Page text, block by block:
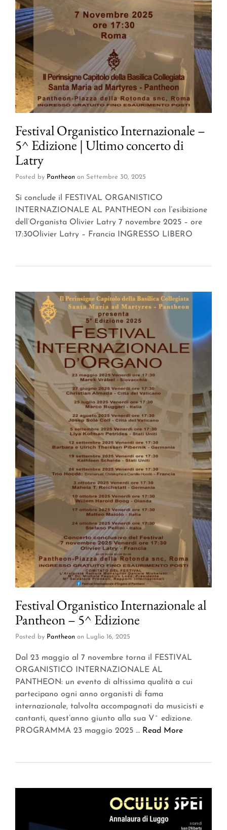
Festival Organistico Internazionale –
5^ Edizione | Ultimo concerto di
Latry
Posted by Pantheon on Settembre 30, 2025
Si conclude il FESTIVAL ORGANISTICO
INTERNAZIONALE AL PANTHEON con l’esibizione
dell’Organista Olivier Latry 7 novembre 2025 – ore
17:30Olivier Latry – Francia INGRESSO LIBERO
Festival Organistico Internazionale al
Pantheon – 5^ Edizione
Posted by Pantheon on Luglio 16, 2025
Dal 23 maggio al 7 novembre torna il FESTIVAL
ORGANISTICO INTERNAZIONALE AL
PANTHEON: un evento di altissima qualità a cui
partecipano ogni anno organisti di fama
internazionale, talvolta accompagnati da musicisti e
cantanti, quest’anno giunto alla sua V^ edizione.
PROGRAMMA 23 maggio 2025 … Read More